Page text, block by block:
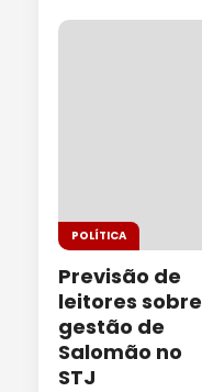
POLÍTICA
Previsão de
leitores sobre
gestão de
Salomão no
STJ